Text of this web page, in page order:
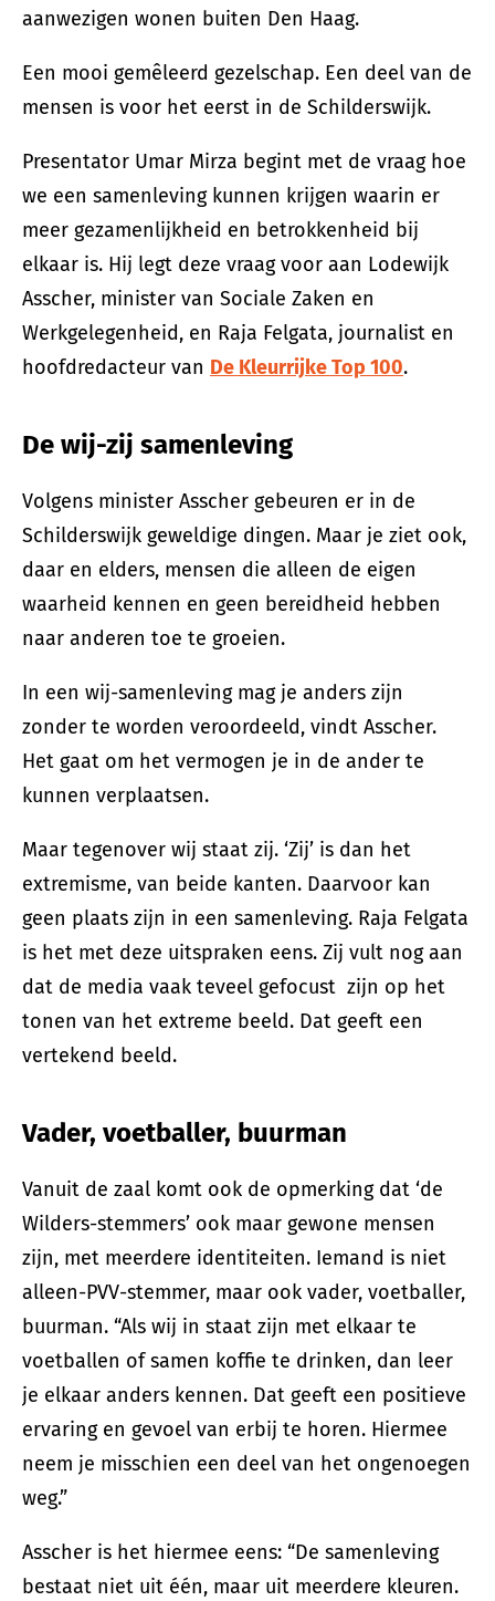
aanwezigen wonen buiten Den Haag.
Een mooi gemêleerd gezelschap. Een deel van de
mensen is voor het eerst in de Schilderswijk.
Presentator Umar Mirza begint met de vraag hoe
we een samenleving kunnen krijgen waarin er
meer gezamenlijkheid en betrokkenheid bij
elkaar is. Hij legt deze vraag voor aan Lodewijk
Asscher, minister van Sociale Zaken en
Werkgelegenheid, en Raja Felgata, journalist en
hoofdredacteur van De Kleurrijke Top 100.
De wij-zij samenleving
Volgens minister Asscher gebeuren er in de
Schilderswijk geweldige dingen. Maar je ziet ook,
daar en elders, mensen die alleen de eigen
waarheid kennen en geen bereidheid hebben
naar anderen toe te groeien.
In een wij-samenleving mag je anders zijn
zonder te worden veroordeeld, vindt Asscher.
Het gaat om het vermogen je in de ander te
kunnen verplaatsen.
Maar tegenover wij staat zij. ‘Zij’ is dan het
extremisme, van beide kanten. Daarvoor kan
geen plaats zijn in een samenleving. Raja Felgata
is het met deze uitspraken eens. Zij vult nog aan
dat de media vaak teveel gefocust zijn op het
tonen van het extreme beeld. Dat geeft een
vertekend beeld.
Vader, voetballer, buurman
Vanuit de zaal komt ook de opmerking dat ‘de
Wilders-stemmers’ ook maar gewone mensen
zijn, met meerdere identiteiten. Iemand is niet
alleen-PVV-stemmer, maar ook vader, voetballer,
buurman. “Als wij in staat zijn met elkaar te
voetballen of samen koffie te drinken, dan leer
je elkaar anders kennen. Dat geeft een positieve
ervaring en gevoel van erbij te horen. Hiermee
neem je misschien een deel van het ongenoegen
weg.”
Asscher is het hiermee eens: “De samenleving
bestaat niet uit één, maar uit meerdere kleuren.